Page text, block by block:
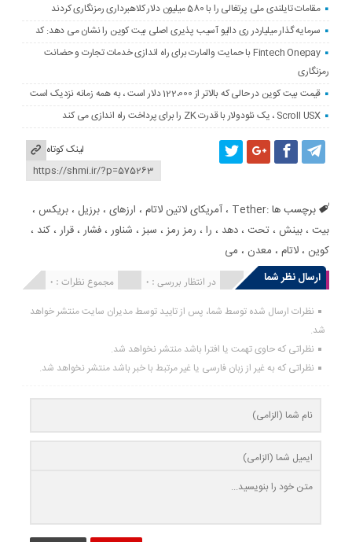
مقامات تایلندی ملی پرتغالی را با 580 میلیون دلار کلاهبرداری رمزنگاری کردند
سرمایه گذار میلیاردر ری دالیو آسیب پذیری اصلی بیت کوین را نشان می دهد: کد
Fintech Onepay با حمایت والمارت برای راه اندازی خدمات تجارت و حضانت
رمزنگاری
قیمت بیت کوین در حالی که بالاتر از 122،000 دلار است ، به همه زمانه نزدیک است
Scroll USX ، یک نئودولار با قدرت ZK را برای پرداخت راه اندازی می کند
لینک کوتاه
برچسب ها :Tether ،آمریکای لاتین لاتام ، ارزهای ،برزیل ،بریکس ،
بیت ،بینش ،تحت ،دهد ، را ، رمز رمز ، سبز ، شناور ،فشار ،قرار ،کند ،
کوین ،لاتام ، معدن ، می
ارسال نظر شما
مجموع نظرات : 0 در انتظار بررسی : 0 انتشار یافته : 0
نظرات ارسال شده توسط شما، پس از تایید توسط مدیران سایت منتشر خواهد
شد.
نظراتی که حاوی تهمت یا افترا باشد منتشر نخواهد شد.
نظراتی که به غیر از زبان فارسی یا غیر مرتبط با خبر باشد منتشر نخواهد شد.